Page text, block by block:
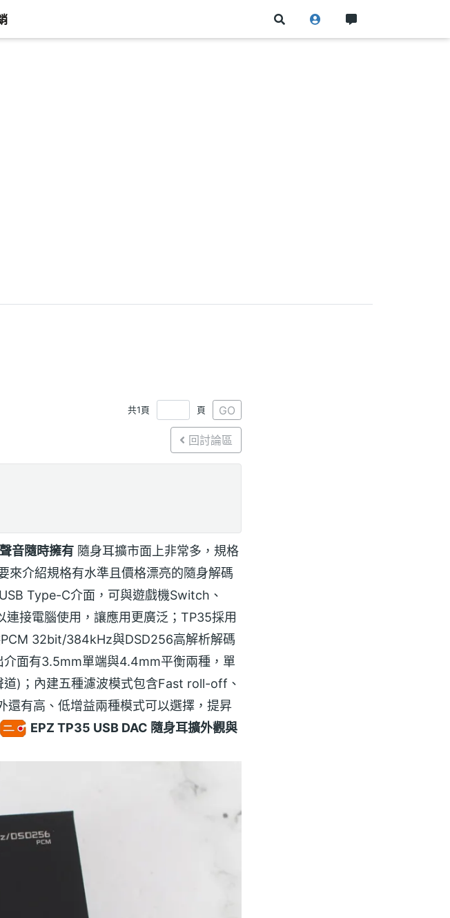
共1頁 頁 GO
回討論區
音隨時擁有 隨身耳擴市面上非常多，規格
來介紹規格有水準且價格漂亮的隨身解碼
Type-C介面，可與遊戲機Switch、
接電腦使用，讓應用更廣泛；TP35採用
32bit/384kHz與DSD256高解析解碼
面有3.5mm單端與4.4mm平衡兩種，單
)；內建五種濾波模式包含Fast roll-off、
有高、低增益兩種模式可以選擇，提昇
EPZ TP35 USB DAC 隨身耳擴外觀與